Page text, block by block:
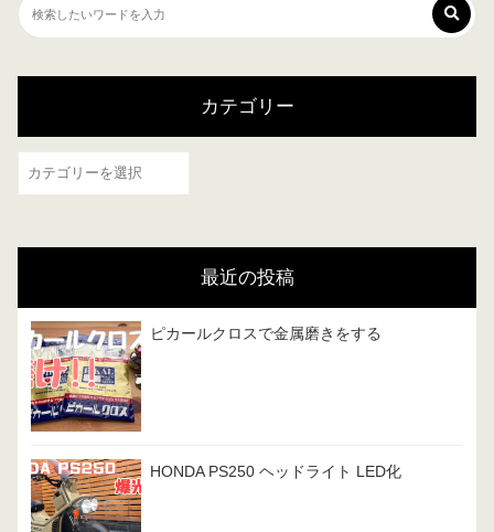
カテゴリー
カ
最近の投稿
ピカールクロスで金属磨きをする
HONDA PS250 ヘッドライト LED化